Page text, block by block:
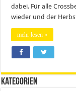
dabei. Für alle
wieder und der
mehr lesen »
Kategorien